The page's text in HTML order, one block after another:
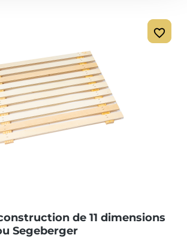
de 11 dimensions
Segeberger